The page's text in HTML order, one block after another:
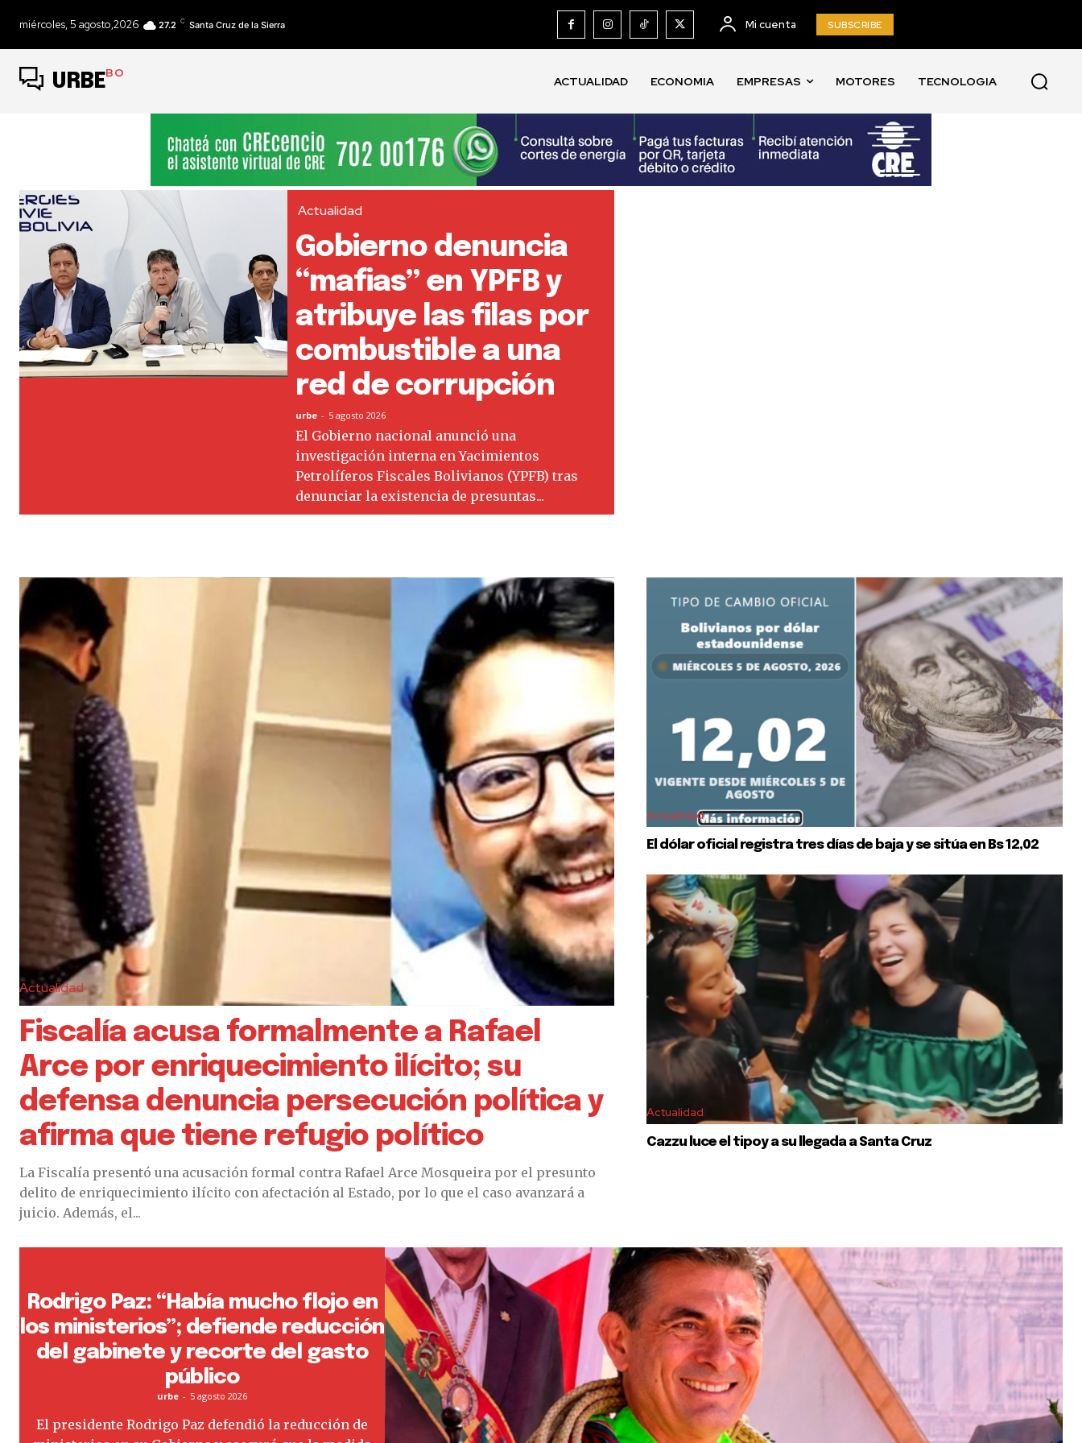
miércoles, 5 agosto,2026 27.2 C Santa Cruz de la Sierra Mi cuenta SUBSCRIBE
URBEBO
ACTUALIDAD ECONOMIA EMPRESAS MOTORES TECNOLOGIA
Actualidad
Gobierno denuncia
“mafias” en YPFB y
atribuye las filas por
combustible a una
red de corrupción
urbe - 5 agosto 2026
El Gobierno nacional anunció una
investigación interna en Yacimientos
Petrolíferos Fiscales Bolivianos (YPFB) tras
denunciar la existencia de presuntas...
Actualidad
Fiscalía acusa formalmente a Rafael
Arce por enriquecimiento ilícito; su
defensa denuncia persecución política y
afirma que tiene refugio político
La Fiscalía presentó una acusación formal contra Rafael Arce Mosqueira por el presunto
delito de enriquecimiento ilícito con afectación al Estado, por lo que el caso avanzará a
juicio. Además, el...
Actualidad
El dólar oficial registra tres días de baja y se sitúa en Bs 12,02
Actualidad
Cazzu luce el tipoy a su llegada a Santa Cruz
Rodrigo Paz: “Había mucho flojo en
los ministerios”; defiende reducción
del gabinete y recorte del gasto
público
urbe - 5 agosto 2026
El presidente Rodrigo Paz defendió la reducción de